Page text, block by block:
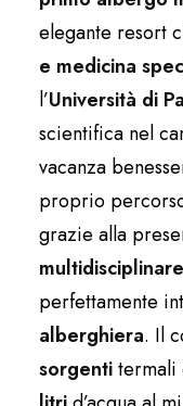
elegante resort
e medicina
l’Università di
scientifica nel
vacanza
proprio
grazie alla
multidisciplinare
perfettamente
alberghiera. Il
sorgentitermali